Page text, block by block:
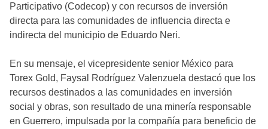
Participativo (Codecop) y con recursos de inversión
directa para las comunidades de influencia directa e
indirecta del municipio de Eduardo Neri.
En su mensaje, el vicepresidente senior México para
Torex Gold, Faysal Rodríguez Valenzuela destacó que los
recursos destinados a las comunidades en inversión
social y obras, son resultado de una minería responsable
en Guerrero, impulsada por la compañía para beneficio de